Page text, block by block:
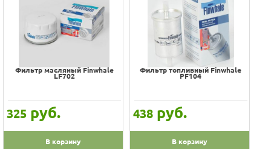
Фильтр масляный Finwhale
LF702
325 руб.
В корзину
Фильтр топливный Finwhale
PF104
438 руб.
В корзину